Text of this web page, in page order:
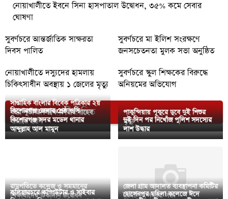
নোয়াখালীতে ইবনে সিনা হাসপাতাল উদ্বোধন, ৩৫% কমে সেবার
ঘোষণা
সুবর্ণচরে আন্তর্জাতিক সাক্ষরতা
দিবস পালিত
সুবর্ণচরে মা ইলিশ সংরক্ষণে
জনসচেতনতা মুলক সভা অনুষ্ঠিত
নোয়াখালীতে দস্যুদের হামলায়
চিকিৎসাধীন অবস্থায় ১ জেলের মৃত্যু
সুবর্ণচরে স্কুল শিক্ষকের বিরুদ্ধে
অনিয়মের অভিযোগ
আপনার জন্য নির্বাচিত
সাপ্তাহিক বাংলার বিবেক পত্রিকার ২য়
বছর পূর্তী উপলক্ষে নগরীর সাহেব
বাজারে র‌্যালি
পাকুন্দিয়ায় পুকুরে ডুবে দুই শিশুর
মৃত্যু
কিশোরগঞ্জ জেলার শ্রেষ্ঠ ওসি
কিশোরগঞ্জ সদর মডেল থানার
আব্দুল্লাহ আল মামুন
দুই দিন পর নিখোঁজ পুলিশ সদস্যের
লাশ উদ্ধার
রামগতিতে কলেজ ও সমমানের
শিক্ষার্থীদের টিকাদান উদ্বোধন
জেলা গ্রাম আদালত ব্যবস্থাপনা কমিটির
ত্রৈমাসিক সমন্বয় সভা
হোসেনপুর মহিলা কলেজে ঈদে
কুলিয়ারচরে কম্পিউটার ও সাইবার